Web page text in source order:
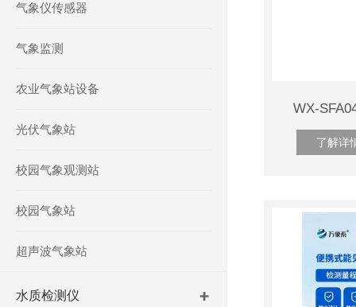
气象仪传感器
气象监测
农业气象站设备
光伏气象站
校园气象观测站
校园气象站
超声波气象站
水质检测仪
WX-
了解详